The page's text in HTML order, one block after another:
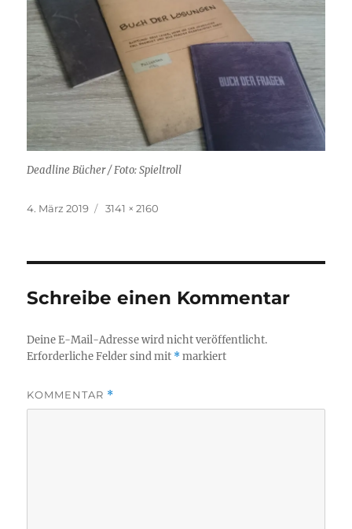
Deadline Bücher / Foto: Spieltroll
Veröffentlicht
4. März 2019 Originalgröße
3141 × 2160
Schreibe einen Kommentar
Deine E-Mail-Adresse wird nicht veröffentlicht.
Erforderliche Felder sind mit *markiert
KOMMENTAR *